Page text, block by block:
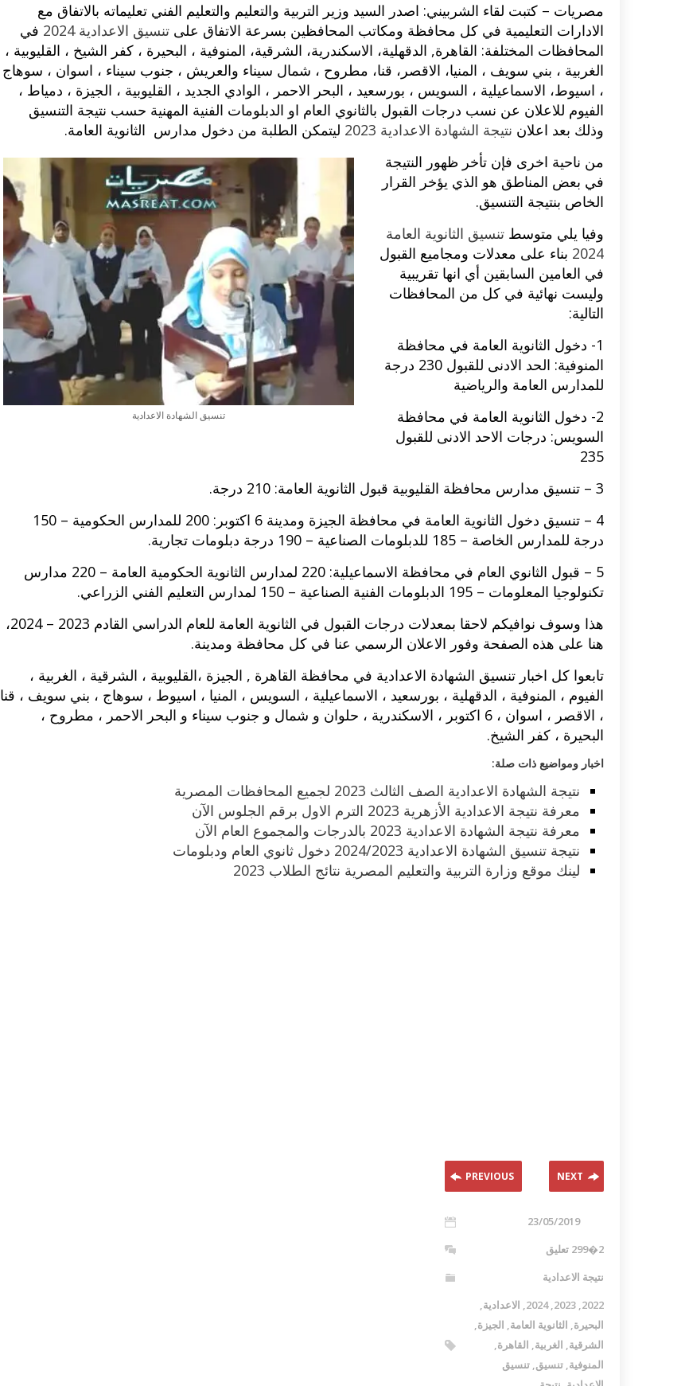
مصريات – كتبت لقاء الشربيني: اصدر السيد وزير التربية والتعليم والتعليم الفني تعليماته بالاتفاق مع
الادارات التعليمية في كل محافظة ومكاتب المحافظين بسرعة الاتفاق على تنسيق الاعدادية 2024
في
المحافظات المختلفة: القاهرة, الدقهلية، الاسكندرية، الشرقية، المنوفية ، البحيرة ، كفر الشيخ ، القليوبية ،
الغربية ، بني سويف ، المنيا، الاقصر، قنا، مطروح ، شمال سيناء والعريش ، جنوب سيناء ، اسوان ، سوهاج
، اسيوط، الاسماعيلية ، السويس ، بورسعيد ، البحر الاحمر ، الوادي الجديد ، القليوبية ، الجيزة ، دمياط ،
الفيوم للاعلان عن نسب درجات القبول بالثانوي العام او الدبلومات الفنية المهنية حسب نتيجة التنسيق
وذلك بعد اعلان نتيجة الشهادة الاعدادية 2023 ليتمكن الطلبة من دخول مدارس الثانوية العامة.
تنسيق الشهادة الاعدادية
من ناحية اخرى فإن تأخر ظهور النتيجة
في بعض المناطق هو الذي يؤخر القرار
الخاص بنتيجة التنسيق.
وفيا يلي متوسط تنسيق الثانوية العامة
2024 بناء على معدلات ومجاميع القبول
في العامين السابقين أي انها تقريبية
وليست نهائية في كل من المحافظات
التالية:
1- دخول الثانوية العامة في محافظة
المنوفية: الحد الادنى للقبول 230 درجة
للمدارس العامة والرياضية
2- دخول الثانوية العامة في محافظة
السويس: درجات الاحد الادنى للقبول
235
3 – تنسيق مدارس محافظة القليوبية قبول الثانوية العامة: 210 درجة.
4 – تنسيق دخول الثانوية العامة في محافظة الجيزة ومدينة 6 اكتوبر: 200 للمدارس الحكومية – 150
درجة للمدارس الخاصة – 185 للدبلومات الصناعية – 190 درجة دبلومات تجارية.
5 – قبول الثانوي العام في محافظة الاسماعيلية: 220 لمدارس الثانوية الحكومية العامة – 220 مدارس
تكنولوجيا المعلومات – 195 الدبلومات الفنية الصناعية – 150 لمدارس التعليم الفني الزراعي.
هذا وسوف نوافيكم لاحقا بمعدلات درجات القبول في الثانوية العامة للعام الدراسي القادم 2023 – 2024،
هنا على هذه الصفحة وفور الاعلان الرسمي عنا في كل محافظة ومدينة.
تابعوا كل اخبار تنسيق الشهادة الاعدادية في محافظة القاهرة , الجيزة ،القليوبية ، الشرقية ، الغربية ،
الفيوم ، المنوفية ، الدقهلية ، بورسعيد ، الاسماعيلية ، السويس ، المنيا ، اسيوط ، سوهاج ، بني سويف ، قنا
، الاقصر ، اسوان ، 6 اكتوبر ، الاسكندرية ، حلوان و شمال و جنوب سيناء و البحر الاحمر ، مطروح ،
البحيرة ، كفر الشيخ.
اخبار ومواضيع ذات صلة:
نتيجة الشهادة الاعدادية الصف الثالث 2023 لجميع المحافظات المصرية
معرفة نتيجة الاعدادية الأزهرية 2023 الترم الاول برقم الجلوس الآن
معرفة نتيجة الشهادة الاعدادية 2023 بالدرجات والمجموع العام الآن
نتيجة تنسيق الشهادة الاعدادية 2024/2023 دخول ثانوي العام ودبلومات
لينك موقع وزارة التربية والتعليم المصرية نتائج الطلاب 2023
PREVIOUS NEXT
23/05/2019
2�299 تعليق
نتيجة الاعدادية
2022
,
2023
,
2024
, الاعدادية,
البحيرة, الثانوية العامة, الجيزة,
الشرقية, الغربية, القاهرة,
المنوفية, تنسيق, تنسيق
وصفات أكلات عيد راس السنة الميلادية
والميلاد المجيد الكريسما...
طريقة تحضير حلاوة المولد النبوي مع
وصفات بالفيديو والصور...
اكلات عيد الاضحى 2023 وصفات طبخ